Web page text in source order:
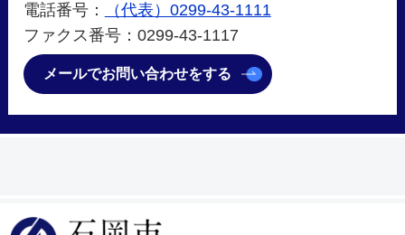
電話番号：
（代表）0299-43-1111
ファクス番号：0299-43-1117
メールでお問い合わせをする